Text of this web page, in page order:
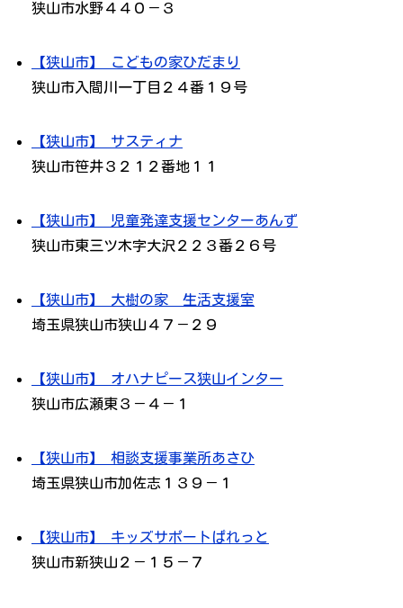
狭山市水野４４０－３
【狭山市】 こどもの家ひだまり
狭山市入間川一丁目２４番１９号
【狭山市】 サスティナ
狭山市笹井３２１２番地１１
【狭山市】 児童発達支援センターあんず
狭山市東三ツ木字大沢２２３番２６号
【狭山市】 大樹の家 生活支援室
埼玉県狭山市狭山４７－２９
【狭山市】 オハナピース狭山インター
狭山市広瀬東３－４－１
【狭山市】 相談支援事業所あさひ
埼玉県狭山市加佐志１３９－１
【狭山市】 キッズサポートぱれっと
狭山市新狭山２－１５－７